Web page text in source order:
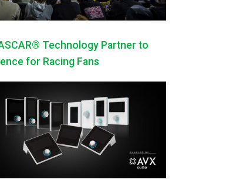
Technology Partner to
for Racing Fans